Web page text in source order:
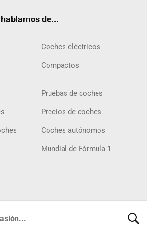
de...
Coches eléctricos
Compactos
Pruebas de coches
Precios de coches
Coches autónomos
Mundial de Fórmula 1